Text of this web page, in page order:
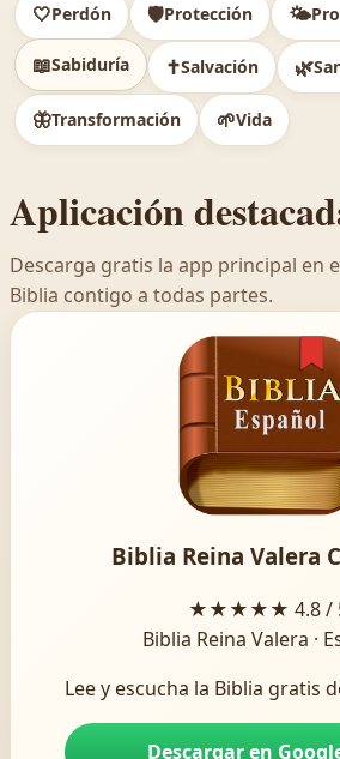
🤍Perdón 🛡️Protección 🌤️
📖Sabiduría ✝️Salvación 🌿
🦋Transformación 🌱Vida
Aplicación
Descarga gratis la app principal en
Biblia contigo a todas partes.
Biblia Reina Valera
★★★★★ 4.8 /
Biblia Reina Valera ·
Lee y escucha la Biblia gratis
Descargar en